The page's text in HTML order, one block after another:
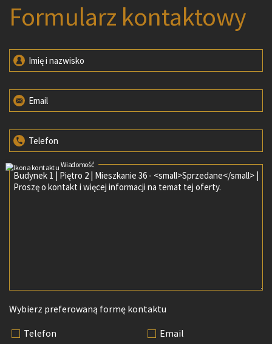
Formularz kontaktowy
Imię i nazwisko
Email
Telefon
Wiadomość
Wybierz preferowaną formę kontaktu
Telefon
Email